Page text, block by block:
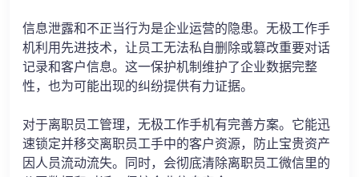
信息泄露和不正当行为是企业运营的隐患。无极工作手
机利用先进技术，让员工无法私自删除或篡改重要对话
记录和客户信息。这一保护机制维护了企业数据完整
性，也为可能出现的纠纷提供有力证据。
对于离职员工管理，无极工作手机有完善方案。它能迅
速锁定并移交离职员工手中的客户资源，防止宝贵资产
因人员流动流失。同时，会彻底清除离职员工微信里的